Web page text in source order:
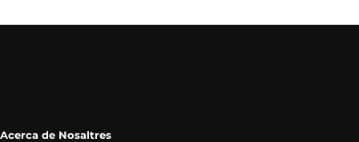
Acerca de Nosaltres